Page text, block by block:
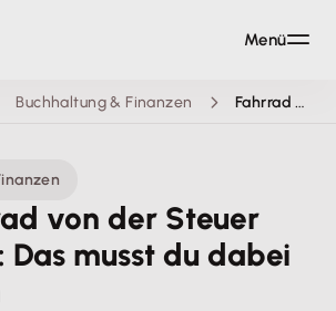
Buchhaltung & Finanzen Fahrrad von der Steuer absetzen
von der Steuer
Das musst du dabei
Menü